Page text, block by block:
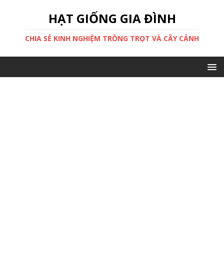
HẠT GIỐNG GIA ĐÌNH
CHIA SẺ KINH NGHIỆM TRỒNG TRỌT VÀ CÂY CẢNH